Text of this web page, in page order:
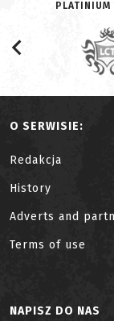
PLATINIUM
O SERWISIE:
Redakcja
History
Adverts and
Terms of use
NAPISZ DO NAS